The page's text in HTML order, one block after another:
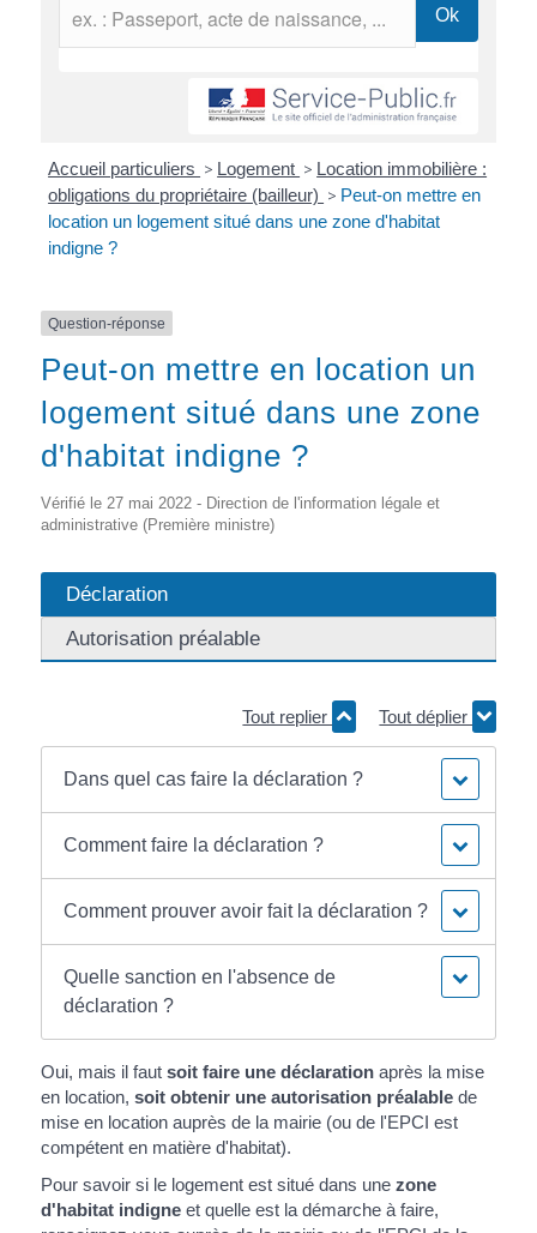
Accueil particuliers > Logement > Location immobilière :
obligations du propriétaire (bailleur) > Peut-on mettre en
location un logement situé dans une zone d'habitat
indigne ?
Question-réponse
Peut-on mettre en location un
logement situé dans une zone
d'habitat indigne ?
Vérifié le 27 mai 2022 - Direction de l'information légale et
administrative (Première ministre)
Déclaration
Autorisation préalable
Tout replier Tout déplier
Dans quel cas faire la déclaration ?
Comment faire la déclaration ?
Comment prouver avoir fait la déclaration ?
Quelle sanction en l'absence de
déclaration ?
Oui, mais il faut soit faire une déclarationaprès la mise
en location, soit obtenir une autorisation préalablede
mise en location auprès de la mairie (ou de l'EPCI est
compétent en matière d'habitat).
Pour savoir si le logement est situé dans une zone
d'habitat indigneet quelle est la démarche à faire,